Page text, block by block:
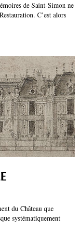
de Saint-Simon ne
C’est alors
du Château que
systématiquement